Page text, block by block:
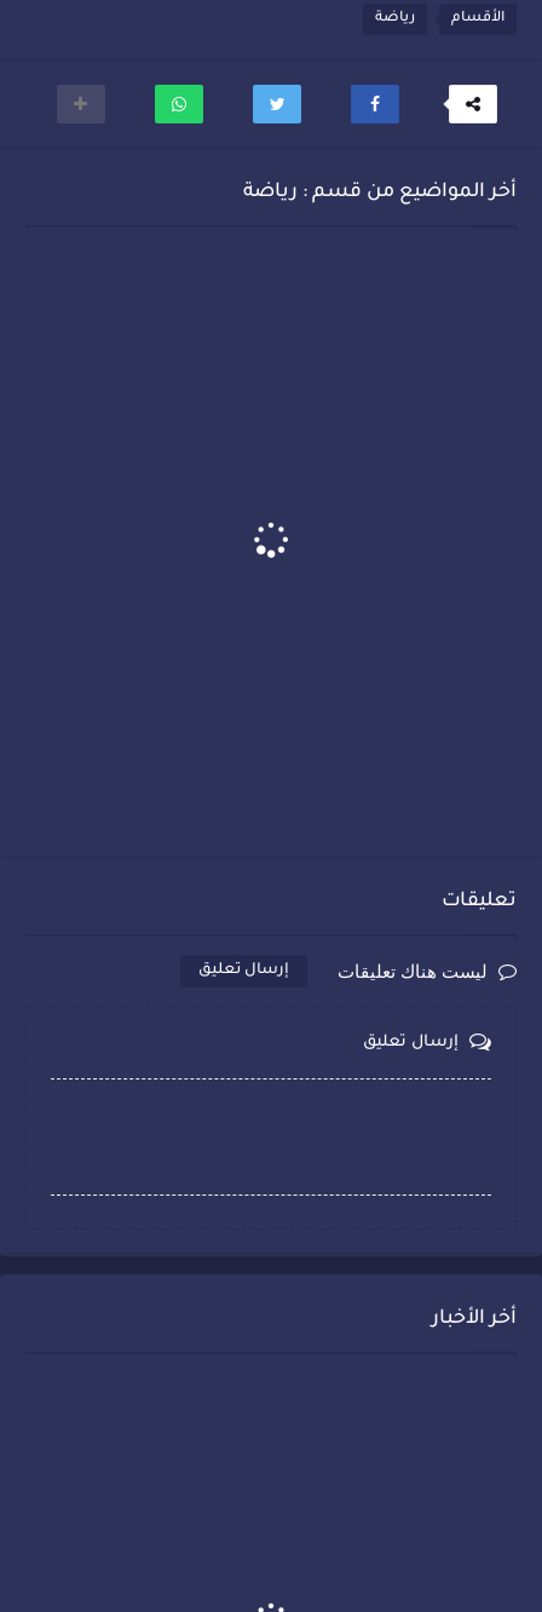
الأقسام رياضة
أخر المواضيع من قسم : رياضة
تعليقات
ليست هناك تعليقات إرسال تعليق
إرسال تعليق
أخر الأخبار